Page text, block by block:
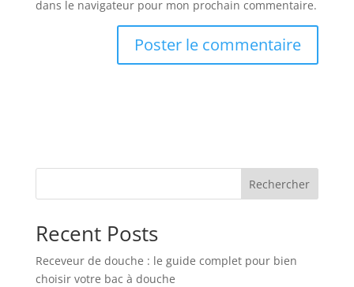
dans le navigateur pour mon prochain commentaire.
Rechercher
Recent Posts
Receveur de douche : le guide complet pour bien
choisir votre bac à douche